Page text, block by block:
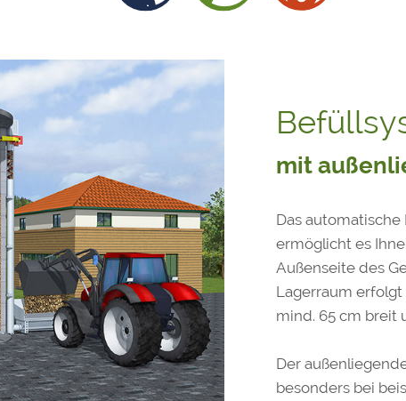
mit
Das
ermöglicht es
Außenseite des
Lagerraum
mind. 65 cm breit
Der
besonders bei